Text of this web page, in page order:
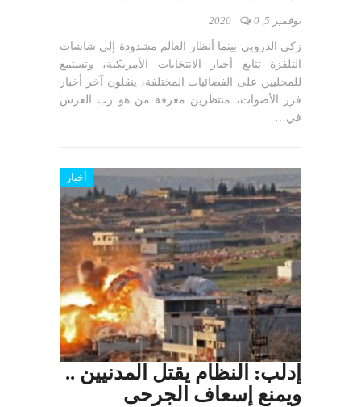
نوفمبر 5, 2020 0
زكي الدروبي بينما أنظار العالم مشدودة إلى شاشات
التلفزة تتابع أخبار الانتخابات الأمريكية، وتستمع
للمحليين على الفضائيات المختلفة، ينقلون آخر أخبار
فرز الأصوات، منتظرين معرفة من هو رب العرش
في…
أخبار
إدلب: النظام يقتل المدنيين ..
ويمنع إسعاف الجرحى